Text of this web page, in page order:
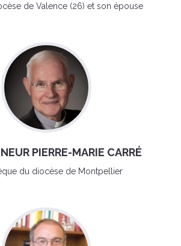
de Valence (26) et son épouse
PIERRE-MARIE CARRÉ
du diocèse de Montpellier